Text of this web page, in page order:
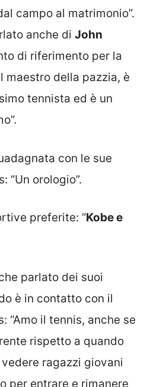
campo al matrimonio”.
anche di John
di riferimento per la
maestro della pazzia, è
tennista ed è un
con le sue
“Un orologio”.
preferite: “Kobe e
parlato dei suoi
è in contatto con il
“Amo il tennis, anche se
rispetto a quando
vedere ragazzi giovani
per entrare e rimanere